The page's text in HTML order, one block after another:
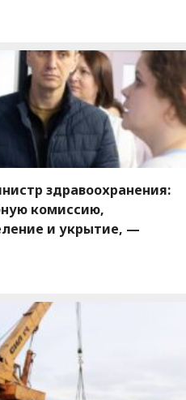
здравоохранения:
комиссию,
и укрытие, —